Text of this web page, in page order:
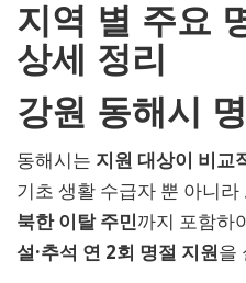
지역 별 주요
상세 정리
강원 동해시
동해시는 지원 대상이 비교
기초 생활 수급자 뿐 아니라
북한 이탈 주민까지 포함하
설·추석 연 2회 명절 지원을